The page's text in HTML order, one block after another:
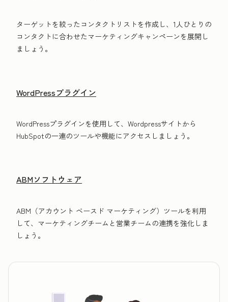
ターゲットを絞ったコンタクトリストを作成し、1人ひとりの
コンタクトに合わせたマーケティングキャンペーンを展開し
ましょう。
WordPressプラグイン
WordPressプラグインを使用して、Wordpressサイトから
HubSpotの一連のツールや機能にアクセスしましょう。
ABMソフトウェア
ABM（アカウント ベースド マーケティング）ツールを利用
して、マーケティングチームと営業チームの連携を強化しま
しょう。